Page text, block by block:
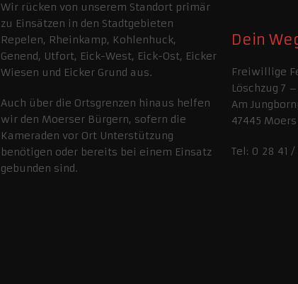
Wir rücken von unserem Standort primär
zu Einsätzen in den Stadtgebieten
Repelen, Rheinkamp, Kohlenhuck,
Genend, Utfort, Eick-West, Eick-Ost, Eicker
Wiesen und Eicker Grund aus.
Auch über die Ortsgrenzen hinaus helfen
wir den Moerser Bürgern, sofern die
Kameraden vor Ort Unterstützung
benötigen oder bereits bei einem Einsatz
gebunden sind.
Dein
Freiwillige
Löschzug 7
Am
47445 Moers
Tel: 0 28 41 /